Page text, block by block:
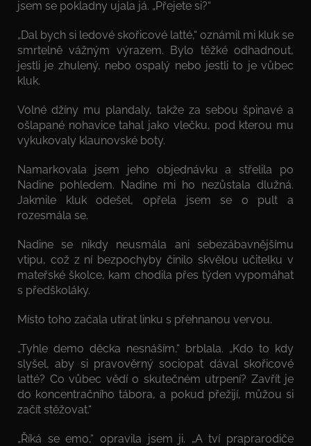
jsem se pokladny ujala já. „Přejete si?“
„Dal bych si ledové skořicové latté,“ oznámil mi kluk se
smrtelně vážným výrazem. Bylo těžké odhadnout,
jestli je zhulený, nebo ospalý nebo jestli to je vůbec
kluk.
Volné džíny mu plandaly, takže za sebou špinavé a
ošlapané nohavice tahal jako vlečku, pod kterou mu
vykukovaly klaunovské boty.
Namarkovala jsem jeho objednávku a střelila po
Nadine pohledem. Nadine mi ho nezůstala dlužná.
Jakmile kluk odešel, opřela jsem se o pult a
rozesmála se.
Nadine se nikdy neusmála ani sebezábavnějšímu
vtipu, což z ní bezpochyby činilo skvělou učitelku v
mateřské školce, kam chodila přes týden vypomáhat
s předškoláky.
Místo toho začala utírat linku s přehnanou vervou.
„Tyhle demo děcka nesnáším,“ brblala. „Kdo to kdy
slyšel, aby si pravověrný sociopat dával skořicové
latté? Co vůbec vědí o skutečném utrpení? Zavřít je
do koncentračního tábora, a pokud přežijí, můžou si
začít stěžovat.“
„Říká se emo,“ opravila jsem ji. „A tví praprarodiče